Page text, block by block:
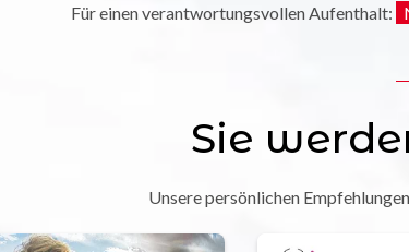
Für einen verantwortungsvollen Aufenthalt:
Sie
Unsere persönlichen